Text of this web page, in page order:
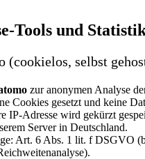
Tools und
(cookielos, selbst
zur anonymen Analyse
Cookies gesetzt und keine
IP-Adresse wird gekürzt
Server in Deutschland.
Art. 6 Abs. 1 lit. f DSGVO